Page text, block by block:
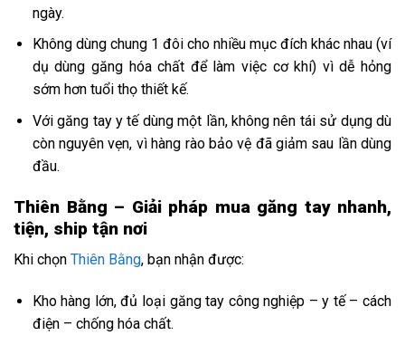
ngày.
Không dùng chung 1 đôi cho nhiều mục đích khác nhau (ví
dụ dùng găng hóa chất để làm việc cơ khí) vì dễ hỏng
sớm hơn tuổi thọ thiết kế.
Với găng tay y tế dùng một lần, không nên tái sử dụng dù
còn nguyên vẹn, vì hàng rào bảo vệ đã giảm sau lần dùng
đầu.
Thiên Bằng – Giải pháp mua găng tay nhanh,
tiện, ship tận nơi
Khi chọn Thiên Bằng, bạn nhận được:
Kho hàng lớn, đủ loại găng tay công nghiệp – y tế – cách
điện – chống hóa chất.